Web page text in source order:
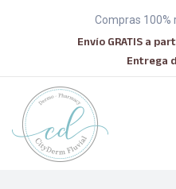
Compras 100%
Envío GRATIS a
Entrega